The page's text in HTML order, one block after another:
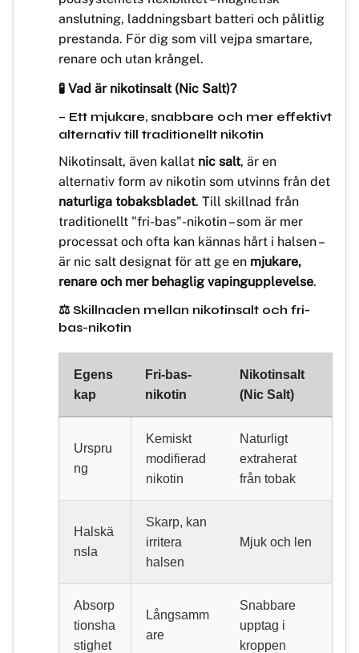
anslutning, laddningsbart batteri och pålitlig
prestanda. För dig som vill vejpa smartare,
renare och utan krångel.
🧪 Vad är nikotinsalt (Nic Salt)?
– Ett mjukare, snabbare och mer effektivt
alternativ till traditionellt nikotin
Nikotinsalt, även kallat nic salt, är en
alternativ form av nikotin som utvinns från det
naturliga tobaksbladet. Till skillnad från
traditionellt "fri-bas"-nikotin – som är mer
processat och ofta kan kännas hårt i halsen –
är nic salt designat för att ge en mjukare,
renare och mer behaglig vapingupplevelse.
⚖️ Skillnaden mellan nikotinsalt och fri-
bas-nikotin
Egens
kap
Fri-bas-
nikotin
Nikotinsalt
(Nic Salt)
Urspru
ng
Kemiskt
modifierad
nikotin
Naturligt
extraherat
från tobak
Halskä
nsla
Skarp, kan
irritera
halsen
Mjuk och len
Absorp
tionsha
stighet
Långsamm
are
Snabbare
upptag i
kroppen